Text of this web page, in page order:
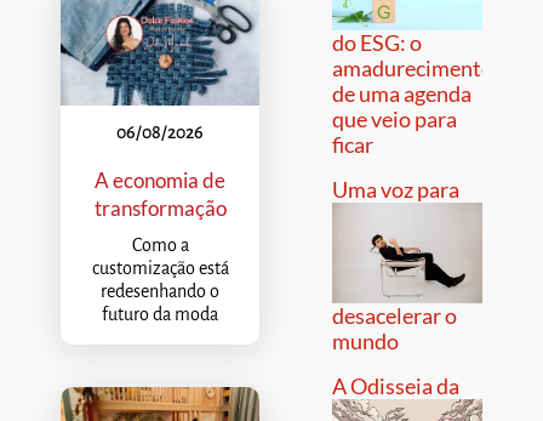
06/08/2026
A economia de
transformação
Como a
customização está
redesenhando o
futuro da moda
do ESG: o
amadurecimento
de uma agenda
que veio para
ficar
Uma voz para
desacelerar o
mundo
A Odisseia da